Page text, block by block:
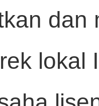
dan
lokal